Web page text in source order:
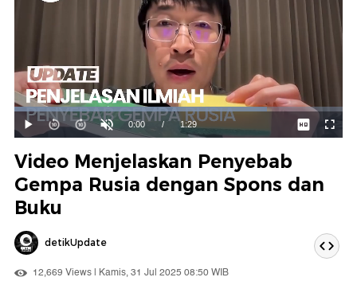
Mainkan
Suara
Hidup
Waktu
0:00 / Durasi
1:29
Dimuat:
76.87%
Video Menjelaskan Penyebab
Gempa Rusia dengan Spons dan
Buku
detikUpdate
12,669 Views | Kamis, 31 Jul 2025 08:50 WIB